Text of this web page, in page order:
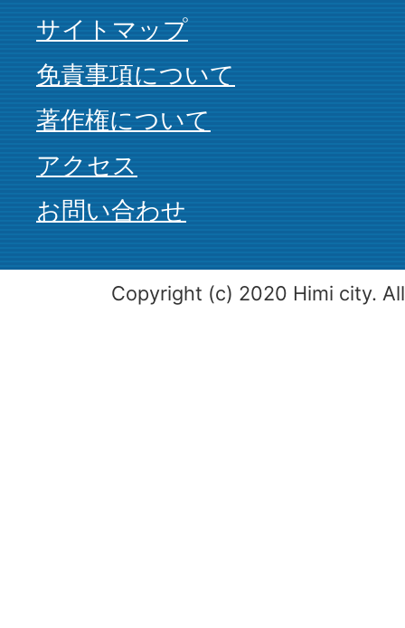
サイトマップ
免責事項について
著作権について
アクセス
お問い合わせ
Copyright (c) 2020 Himi city.